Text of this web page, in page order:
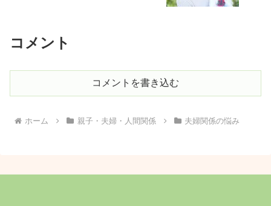
コメント
コメントを書き込む
ホーム 親子・夫婦・人間関係 夫婦関係の悩み